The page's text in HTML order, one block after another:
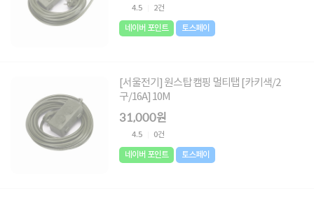
4.5 2건
네이버 포인트 토스페이
[서울전기] 원스탑 캠핑 멀티탭 [카키색/2
구/16A] 10M
31,000원
4.5 0건
네이버 포인트 토스페이